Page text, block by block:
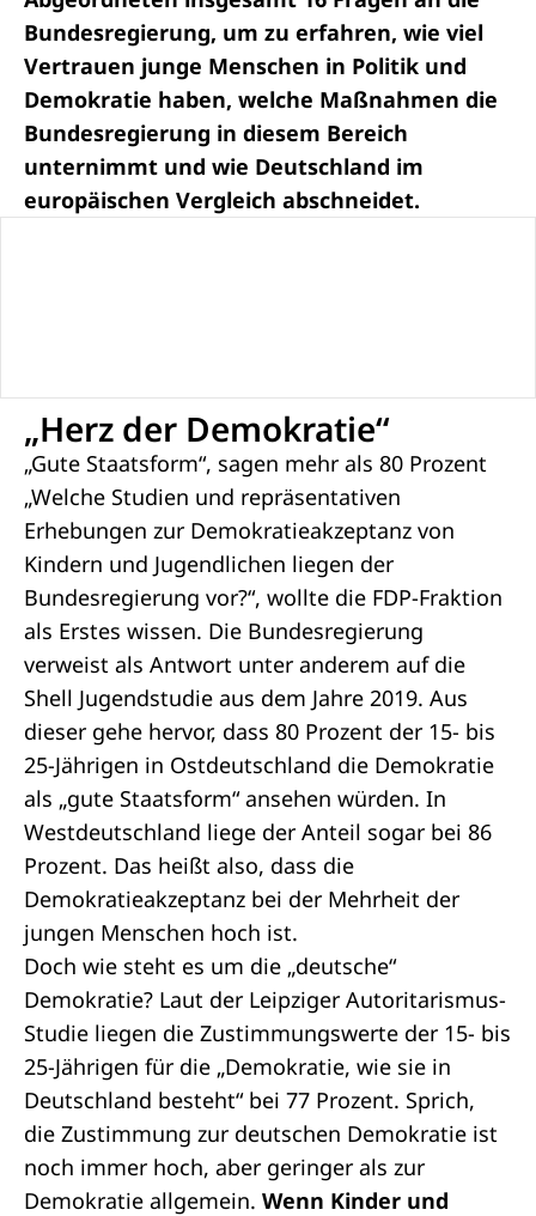
Bundesregierung, um zu erfahren, wie viel
Vertrauen junge Menschen in Politik und
Demokratie haben, welche Maßnahmen die
Bundesregierung in diesem Bereich
unternimmt und wie Deutschland im
europäischen Vergleich abschneidet.
„Herz der Demokratie“
„Gute Staatsform“, sagen mehr als 80 Prozent
„Welche Studien und repräsentativen
Erhebungen zur Demokratieakzeptanz von
Kindern und Jugendlichen liegen der
Bundesregierung vor?“, wollte die FDP-Fraktion
als Erstes wissen. Die Bundesregierung
verweist als Antwort unter anderem auf die
Shell Jugendstudie aus dem Jahre 2019. Aus
dieser gehe hervor, dass 80 Prozent der 15- bis
25-Jährigen in Ostdeutschland die Demokratie
als „gute Staatsform“ ansehen würden. In
Westdeutschland liege der Anteil sogar bei 86
Prozent. Das heißt also, dass die
Demokratieakzeptanz bei der Mehrheit der
jungen Menschen hoch ist.
Doch wie steht es um die „deutsche“
Demokratie? Laut der Leipziger Autoritarismus-
Studie liegen die Zustimmungswerte der 15- bis
25-Jährigen für die „Demokratie, wie sie in
Deutschland besteht“ bei 77 Prozent. Sprich,
die Zustimmung zur deutschen Demokratie ist
noch immer hoch, aber geringer als zur
Demokratie allgemein. Wenn Kinder und